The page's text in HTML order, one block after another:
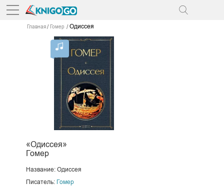
Главная Гомер Одиссея
«Одиссея»
Гомер
Название: Одиссея
Писатель: Гомер